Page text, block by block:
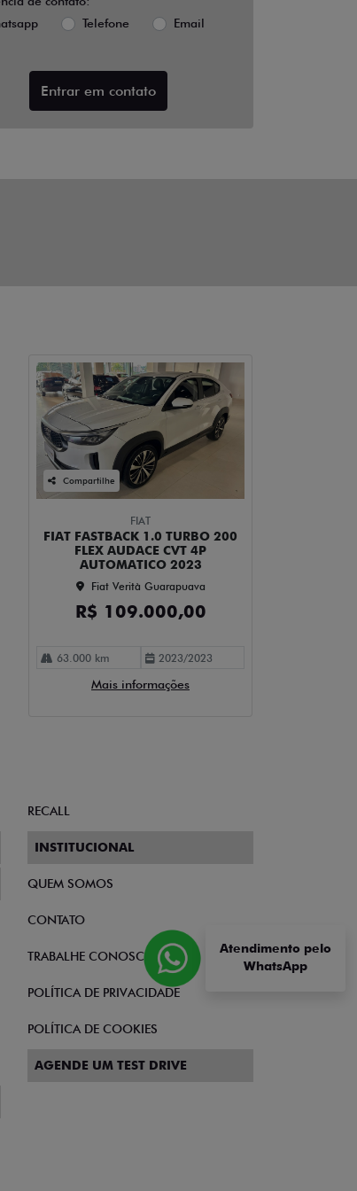
Telefone Email
Entrar em contato
Compartilhe
FIAT
FIAT FASTBACK 1.0 TURBO 200
FLEX AUDACE CVT 4P
AUTOMATICO 2023
Fiat Verità Guarapuava
R$ 109.000,00
63.000 km 2023/2023
Mais informações
Atendimento pelo
WhatsApp
RECALL
INSTITUCIONAL
QUEM SOMOS
CONTATO
TRABALHE CONOSCO
POLÍTICA DE PRIVACIDADE
POLÍTICA DE COOKIES
AGENDE UM TEST DRIVE